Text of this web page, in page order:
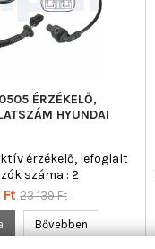
ÉRZÉKELŐ,
HYUNDAI
érzékelő, lefoglalt
száma : 2
Ft Normál
23 139 Ft
Bővebben